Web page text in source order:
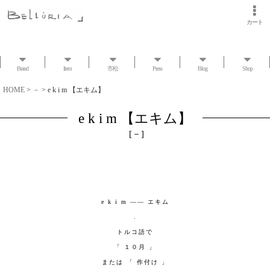
カート
Brand Item 市松 Press Blog Shop
HOME > － > e k i m 【エキム】
e k i m 【エキム】
[ － ]
e k i m —— エキム
トルコ語で
「 １０月 」
または 「 作付け 」